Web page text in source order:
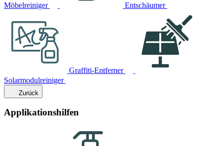
Möbelreiniger Entschäumer
Graffiti-Entferner
Solarmodulreiniger
Zurück
Applikationshilfen